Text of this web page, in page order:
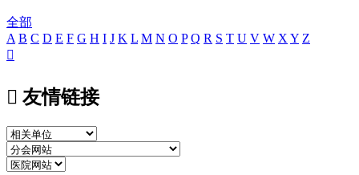
全部
A B C D E F G H I J K L M N O P Q R S T U V W X Y Z

 友情链接